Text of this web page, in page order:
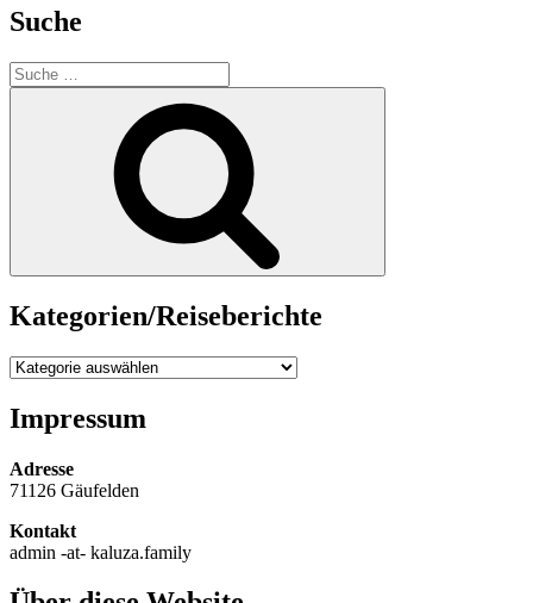
Suche
Suche
nach:
Kategorien/Reiseberichte
Kategorien/Reiseberichte
Impressum
Adresse
71126 Gäufelden
Kontakt
admin -at- kaluza.family